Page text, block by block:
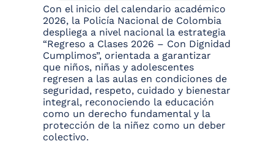
Con el inicio del calendario académico
2026, la Policía Nacional de Colombia
despliega a nivel nacional la estrategia
“Regreso a Clases 2026 – Con Dignidad
Cumplimos”, orientada a garantizar
que niños, niñas y adolescentes
regresen a las aulas en condiciones de
seguridad, respeto, cuidado y bienestar
integral, reconociendo la educación
como un derecho fundamental y la
protección de la niñez como un deber
colectivo.